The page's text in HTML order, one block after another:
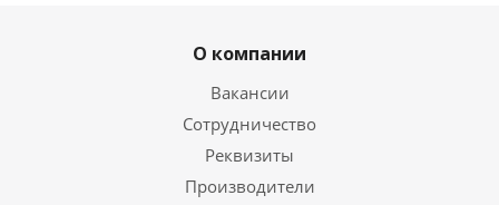
О компании
Вакансии
Сотрудничество
Реквизиты
Производители